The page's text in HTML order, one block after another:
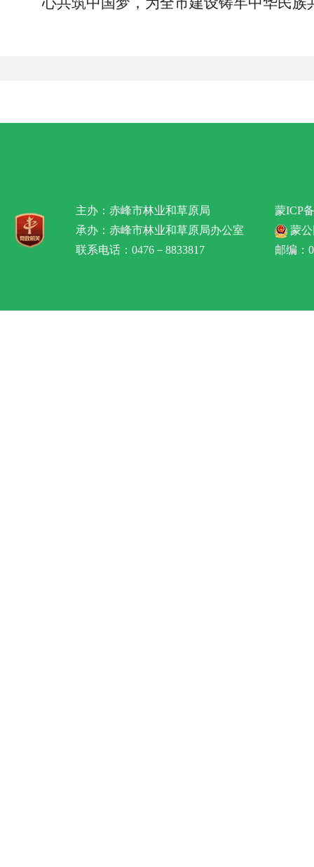
主办：赤峰市林业和草原局
承办：赤峰市林业和草原局办公室
联系电话：0476－8833817
蒙ICP
蒙公
邮编：